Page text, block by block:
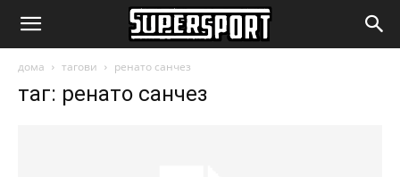
SuperSport.mk
дома тагови ренато санчез
таг: ренато санчез